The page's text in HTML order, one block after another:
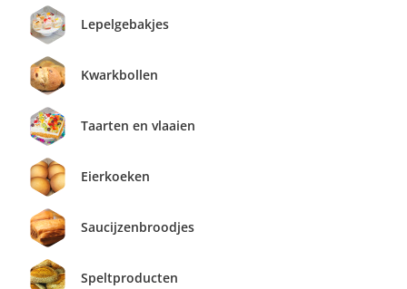
Lepelgebakjes
Kwarkbollen
Taarten en vlaaien
Eierkoeken
Saucijzenbroodjes
Speltproducten